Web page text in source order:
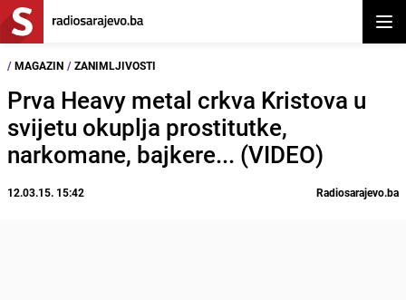
/ MAGAZIN / ZANIMLJIVOSTI
Prva Heavy metal crkva Kristova u
svijetu okuplja prostitutke,
narkomane, bajkere... (VIDEO)
12.03.15. 15:42 Radiosarajevo.ba